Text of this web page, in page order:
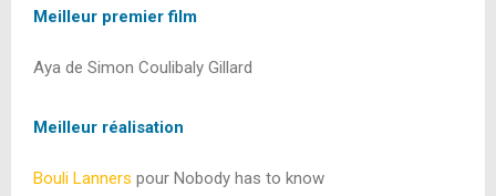
Meilleur premier film
Aya de Simon Coulibaly Gillard
Meilleur réalisation
Bouli Lanners pour Nobody has to know